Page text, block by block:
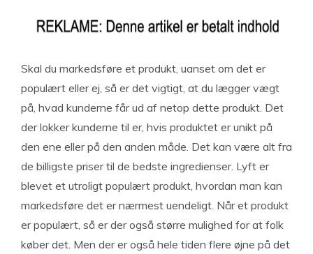
Skal du markedsføre et produkt, uanset om det er
populært eller ej, så er det vigtigt, at du lægger vægt
på, hvad kunderne får ud af netop dette produkt. Det
der lokker kunderne til er, hvis produktet er unikt på
den ene eller på den anden måde. Det kan være alt fra
de billigste priser til de bedste ingredienser. Lyft er
blevet et utroligt populært produkt, hvordan man kan
markedsføre det er nærmest uendeligt. Når et produkt
er populært, så er der også større mulighed for at folk
køber det. Men der er også hele tiden flere øjne på det